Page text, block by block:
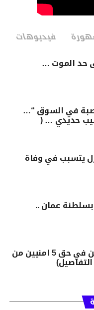
فيديوهات
حد الموت …
في السوق “…
حديدي … (
يتسبب في وفاة
عمان ..
ابطاقة ايداع بالسجن في حق 5 امنيين من